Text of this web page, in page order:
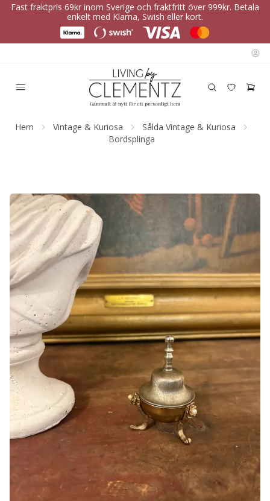
Fast fraktpris 69kr inom Sverige och fraktfritt över 999kr. Betala
enkelt med Klarna, Swish eller kort.
Hem Vintage & Kuriosa
Sålda Vintage & Kuriosa
Bordsplinga